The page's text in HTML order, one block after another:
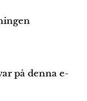
på denna e-